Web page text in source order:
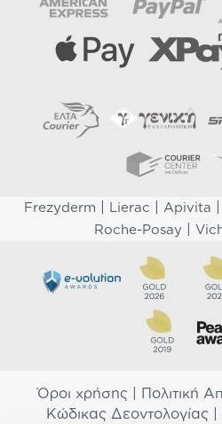
Frezyderm Lierac Apivita
Roche-Posay
Όροι χρήσης Πολιτική
Κώδικας Δεοντολογίας|